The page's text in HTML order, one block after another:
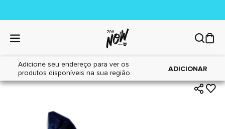
Adicione seu endereço para ver os
produtos disponíveis na sua região.
ADICIONAR
Home|Cães|Higiene